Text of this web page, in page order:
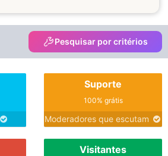
Pesquisar por critérios
Suporte
100% grátis
Moderadores que escutam
Visitantes